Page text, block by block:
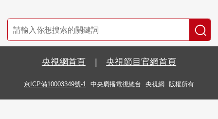
央視網首頁 | 央視節目官網首頁
京ICP備10003349號-1 中央廣播電視總台 央視網 版權所有